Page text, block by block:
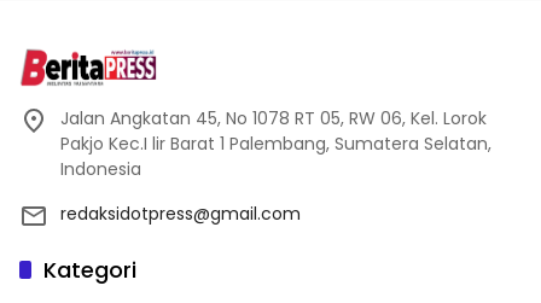
Jalan Angkatan 45, No 1078 RT 05, RW 06, Kel. Lorok
Pakjo Kec.I lir Barat 1 Palembang, Sumatera Selatan,
Indonesia
redaksidotpress@gmail.com
Kategori